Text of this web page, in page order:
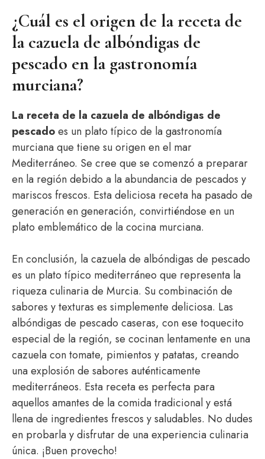
¿Cuál es el origen de la receta de
la cazuela de albóndigas de
pescado en la gastronomía
murciana?
La receta de la cazuela de albóndigas de
pescadoes un plato típico de la gastronomía
murciana que tiene su origen en el mar
Mediterráneo. Se cree que se comenzó a preparar
en la región debido a la abundancia de pescados y
mariscos frescos. Esta deliciosa receta ha pasado de
generación en generación, convirtiéndose en un
plato emblemático de la cocina murciana.
En conclusión, la cazuela de albóndigas de pescado
es un plato típico mediterráneo que representa la
riqueza culinaria de Murcia. Su combinación de
sabores y texturas es simplemente deliciosa. Las
albóndigas de pescado caseras, con ese toquecito
especial de la región, se cocinan lentamente en una
cazuela con tomate, pimientos y patatas, creando
una explosión de sabores auténticamente
mediterráneos. Esta receta es perfecta para
aquellos amantes de la comida tradicional y está
llena de ingredientes frescos y saludables. No dudes
en probarla y disfrutar de una experiencia culinaria
única. ¡Buen provecho!